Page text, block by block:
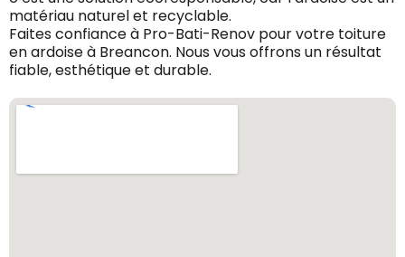
matériau naturel et recyclable.
Faites confiance à Pro-Bati-Renov pour votre toiture
en ardoise à Breancon. Nous vous offrons un résultat
fiable, esthétique et durable.